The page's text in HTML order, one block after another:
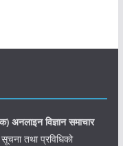
अनलाइन विज्ञान समाचार
तथा प्रविधिको